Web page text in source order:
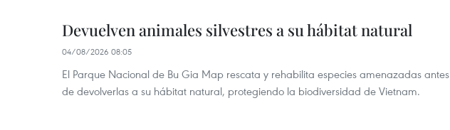
Devuelven animales silvestres a su hábitat natural
04/08/2026 08:05
El Parque Nacional de Bu Gia Map rescata y rehabilita especies amenazadas antes
de devolverlas a su hábitat natural, protegiendo la biodiversidad de Vietnam.